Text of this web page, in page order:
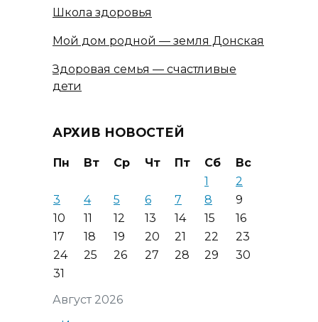
Школа здоровья
Мой дом родной — земля Донская
Здоровая семья — счастливые
дети
АРХИВ НОВОСТЕЙ
Август 2026
Пн Вт Ср Чт Пт Сб
Вс
1
2
3
4 5 6 7 8
9
10
11 12 13 14 15
16
17
18 19 20 21 22
23
24
25 26 27 28 29
30
31